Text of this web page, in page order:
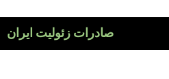
صادرات زئولیت ایران